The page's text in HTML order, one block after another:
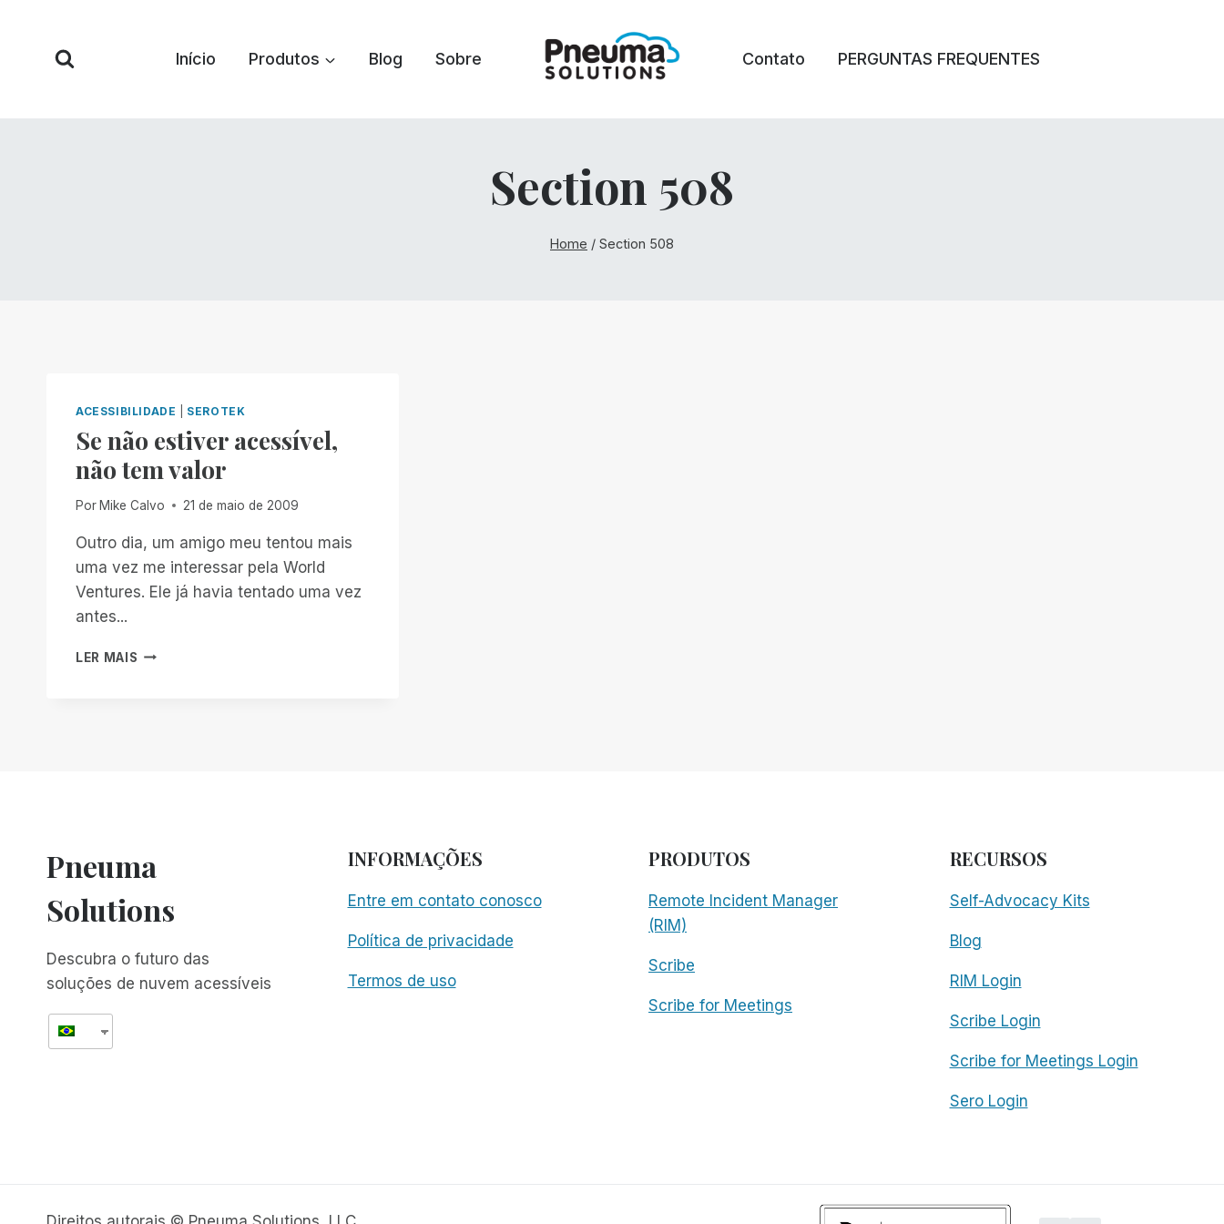
Início Produtos Blog Sobre Contato PERGUNTAS FREQUENTES
Section 508
Home / Section 508
ACESSIBILIDADE SEROTEK
Se não estiver acessível,
não tem valor
PorMike Calvo 21 de maio de 2009
Outro dia, um amigo meu tentou mais
uma vez me interessar pela World
Ventures. Ele já havia tentado uma vez
antes...
LER MAIS SE
Pneuma
Solutions
Descubra o futuro das
soluções de nuvem acessíveis
INFORMAÇÕES
Entre em contato conosco
Política de privacidade
Termos de uso
PRODUTOS
Remote Incident Manager
(RIM)
Scribe
Scribe for Meetings
RECURSOS
Self-Advocacy Kits
Blog
RIM Login
Scribe Login
Scribe for Meetings Login
Sero Login